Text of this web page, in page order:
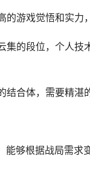
游戏觉悟和实力
集的段位，个人
结合体，需要精湛
够根据战局需求